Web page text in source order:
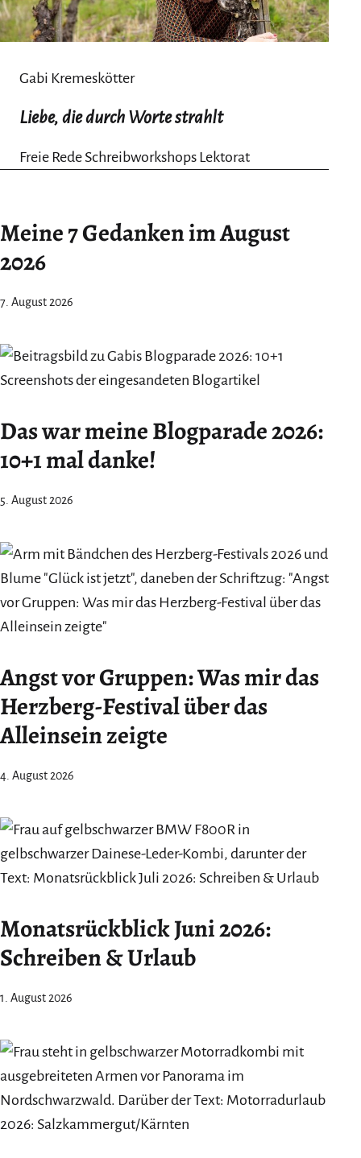
Gabi Kremeskötter
Liebe, die durch Worte strahlt
Freie Rede Schreibworkshops Lektorat
Meine 7 Gedanken im August
2026
7. August 2026
Das war meine Blogparade 2026:
10+1 mal danke!
5. August 2026
Angst vor Gruppen: Was mir das
Herzberg-Festival über das
Alleinsein zeigte
4. August 2026
Monatsrückblick Juni 2026:
Schreiben & Urlaub
1. August 2026